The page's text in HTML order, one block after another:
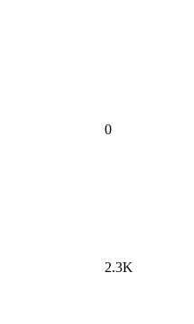
0
2.3K